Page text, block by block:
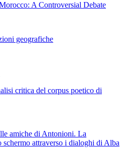
A Controversial Debate
geografiche
critica del corpus poetico di
amiche di Antonioni. La
schermo attraverso i dialoghi di Alba